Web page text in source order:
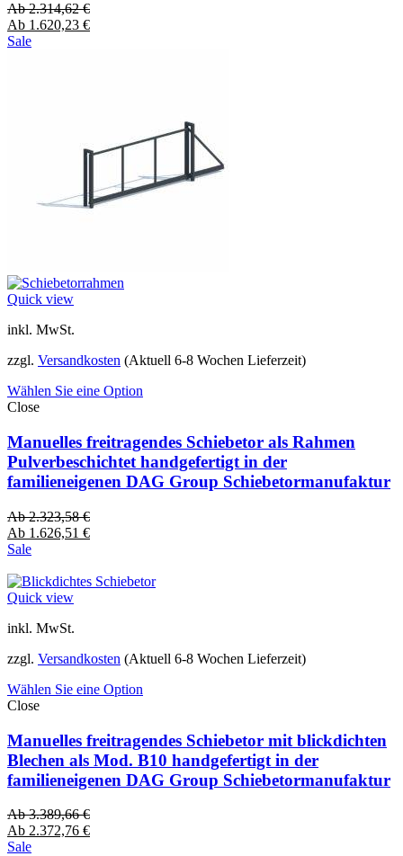
Ab2.314,62€
Ab 1.620,23 €
Sale
Quick view
inkl. MwSt.
zzgl. Versandkosten (Aktuell 6-8 Wochen Lieferzeit)
Wählen Sie eine Option
Close
Manuelles freitragendes Schiebetor als Rahmen
Pulverbeschichtet handgefertigt in der
familieneigenen DAG Group Schiebetormanufaktur
Ab2.323,58€
Ab 1.626,51 €
Sale
Quick view
inkl. MwSt.
zzgl. Versandkosten (Aktuell 6-8 Wochen Lieferzeit)
Wählen Sie eine Option
Close
Manuelles freitragendes Schiebetor mit blickdichten
Blechen als Mod. B10 handgefertigt in der
familieneigenen DAG Group Schiebetormanufaktur
Ab3.389,66€
Ab 2.372,76 €
Sale